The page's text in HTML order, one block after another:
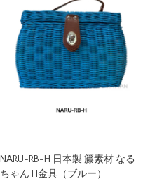
NARU-RB-H 日本製 籐素材 なる
ちゃん H金具（ブルー）